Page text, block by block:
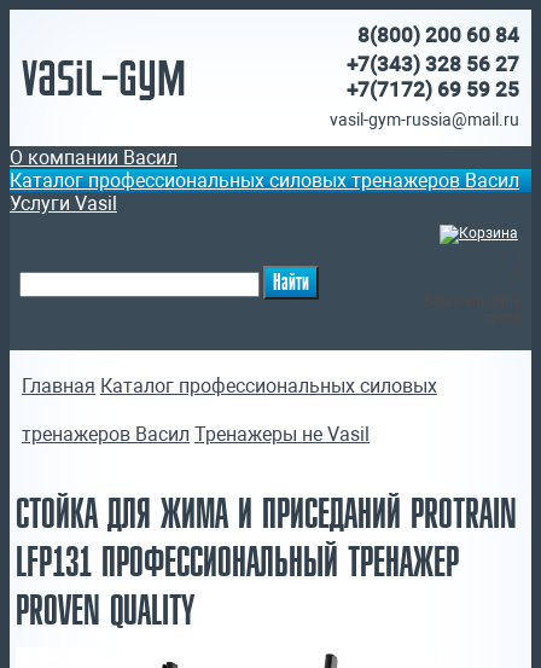
Vasil-Gym
8(800) 200 60 84
+7(343) 328 56 27
+7(7172) 69 59 25
vasil-gym-russia@mail.ru
О компании Васил
Каталог профессиональных силовых тренажеров Васил
Услуги Vasil
Главная Каталог профессиональных силовых
тренажеров Васил Тренажеры не Vasil
СТОЙКА ДЛЯ ЖИМА И ПРИСЕДАНИЙ PROTRAIN
LFP131 ПРОФЕССИОНАЛЬНЫЙ ТРЕНАЖЕР
PROVEN QUALITY